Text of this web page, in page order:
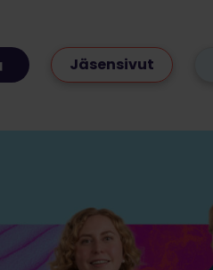
Jäsensivut